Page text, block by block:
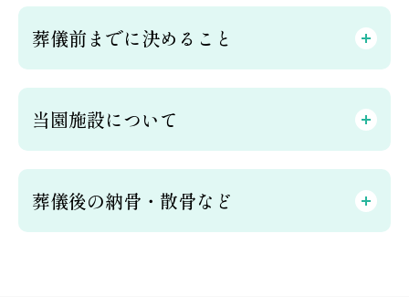
葬儀前までに決めること
当園施設について
葬儀後の納骨・散骨など